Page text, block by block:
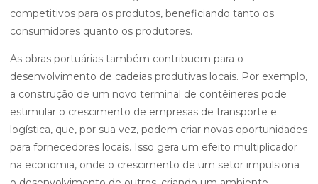
competitivos para os produtos, beneficiando tanto os
consumidores quanto os produtores.
As obras portuárias também contribuem para o
desenvolvimento de cadeias produtivas locais. Por exemplo,
a construção de um novo terminal de contêineres pode
estimular o crescimento de empresas de transporte e
logística, que, por sua vez, podem criar novas oportunidades
para fornecedores locais. Isso gera um efeito multiplicador
na economia, onde o crescimento de um setor impulsiona